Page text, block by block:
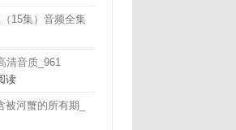
15集）音频全集
清音质_961
读
被河蟹的所有期_